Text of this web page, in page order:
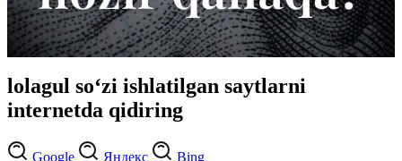
lolagul so‘zi ishlatilgan saytlarni
internetda qidiring
Google Яндекс Bing